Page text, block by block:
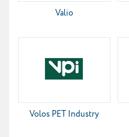
Valio
Volos PET Industry